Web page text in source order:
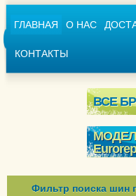
ГЛАВНАЯ О НАС
КОНТАКТЫ
ВСЕ
Фильтр поиска шин